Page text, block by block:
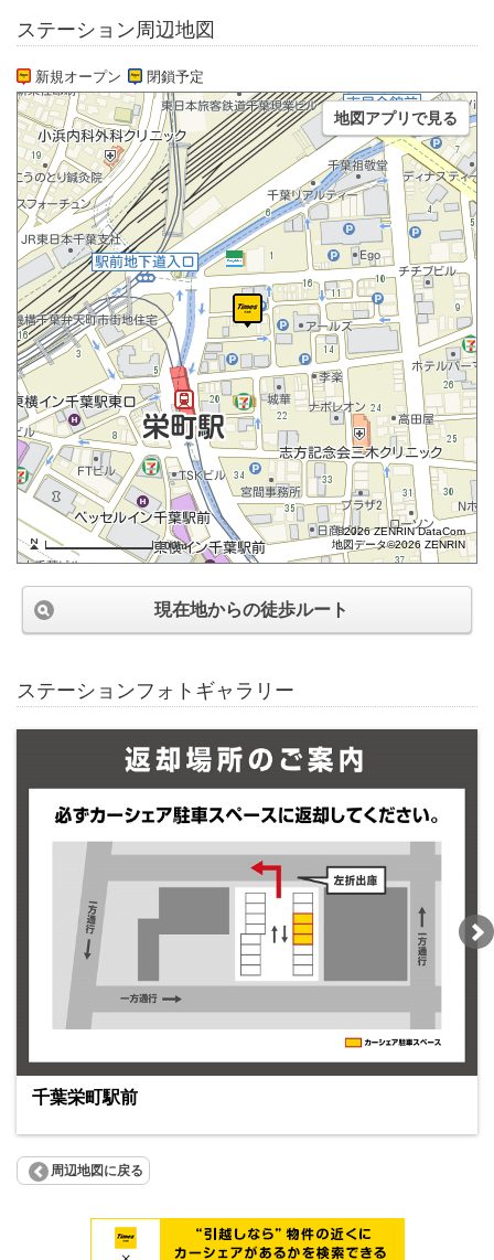
ステーション周辺地図
新規オープン 閉鎖予定
100m
©2026 ZENRIN DataCom
地図データ©2026 ZENRIN
地図アプリで見る
現在地からの徒歩ルート
ステーションフォトギャラリー
千葉栄町駅前
周辺地図に戻る